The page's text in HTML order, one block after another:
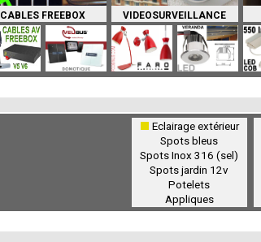
CABLES FREEBOX VIDEOSURVEILLANCE
Eclairage extérieur
Spots bleus
Spots Inox 316 (sel)
Spots jardin 12v
Potelets
Appliques